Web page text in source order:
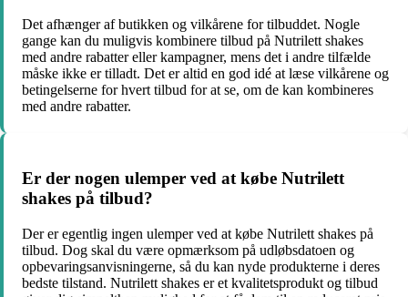
Det afhænger af butikken og vilkårene for tilbuddet. Nogle
gange kan du muligvis kombinere tilbud på Nutrilett shakes
med andre rabatter eller kampagner, mens det i andre tilfælde
måske ikke er tilladt. Det er altid en god idé at læse vilkårene og
betingelserne for hvert tilbud for at se, om de kan kombineres
med andre rabatter.
Er der nogen ulemper ved at købe Nutrilett
shakes på tilbud?
Der er egentlig ingen ulemper ved at købe Nutrilett shakes på
tilbud. Dog skal du være opmærksom på udløbsdatoen og
opbevaringsanvisningerne, så du kan nyde produkterne i deres
bedste tilstand. Nutrilett shakes er et kvalitetsprodukt og tilbud